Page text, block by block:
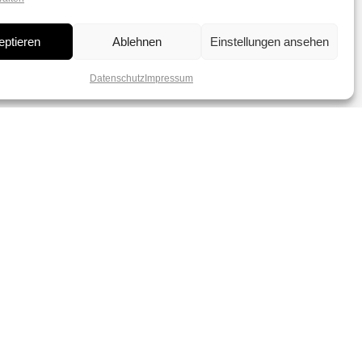
Ablehnen Einstellungen ansehen
DatenschutzImpressum